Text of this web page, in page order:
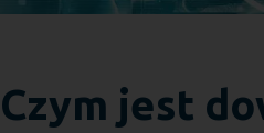
Czym jest